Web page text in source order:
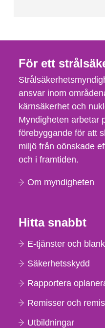
För ett
ansvar inom
kärnsäkerhet och
Myndigheten arbetar
förebyggande för att
miljö från oönskade
och i framtiden.
Om myndigheten
Hitta snabbt
E-tjänster och
Säkerhetsskydd
Rapportera
Remisser och
Utbildningar